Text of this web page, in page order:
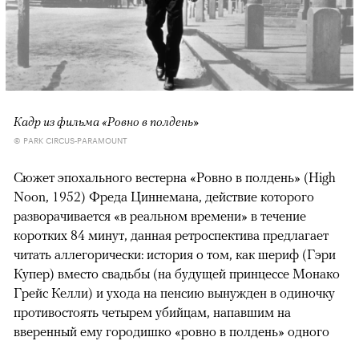
Кадр из фильма «Ровно в полдень»
© PARK CIRCUS-PARAMOUNT
Сюжет эпохального вестерна «Ровно в полдень» (High
Noon, 1952) Фреда Циннемана, действие которого
разворачивается «в реальном времени» в течение
коротких 84 минут, данная ретроспектива предлагает
читать аллегорически: история о том, как шериф (Гэри
Купер) вместо свадьбы (на будущей принцессе Монако
Грейс Келли) и ухода на пенсию вынужден в одиночку
противостоять четырем убийцам, напавшим на
вверенный ему городишко «ровно в полдень» одного